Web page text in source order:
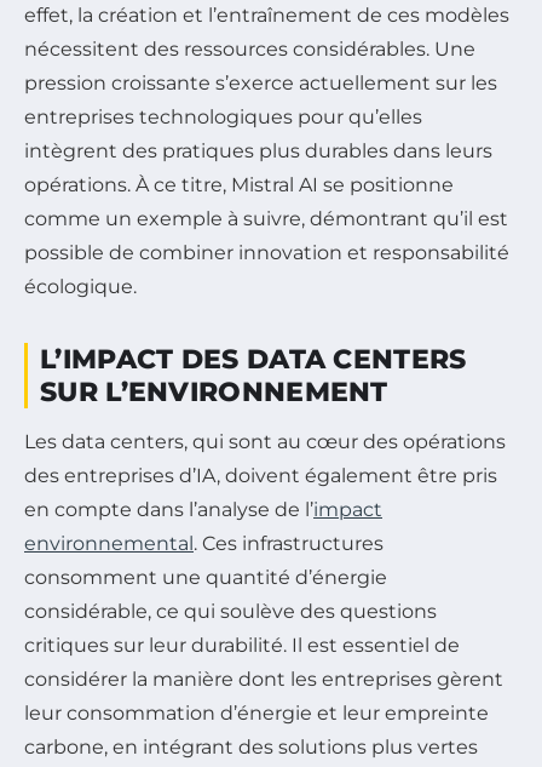
effet, la création et l’entraînement de ces modèles
nécessitent des ressources considérables. Une
pression croissante s’exerce actuellement sur les
entreprises technologiques pour qu’elles
intègrent des pratiques plus durables dans leurs
opérations. À ce titre, Mistral AI se positionne
comme un exemple à suivre, démontrant qu’il est
possible de combiner innovation et responsabilité
écologique.
L’IMPACT DES DATA CENTERS
SUR L’ENVIRONNEMENT
Les data centers, qui sont au cœur des opérations
des entreprises d’IA, doivent également être pris
en compte dans l’analyse de l’impact
environnemental. Ces infrastructures
consomment une quantité d’énergie
considérable, ce qui soulève des questions
critiques sur leur durabilité. Il est essentiel de
considérer la manière dont les entreprises gèrent
leur consommation d’énergie et leur empreinte
carbone, en intégrant des solutions plus vertes